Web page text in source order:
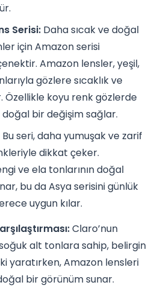
Serisi: Daha sıcak ve doğal
için Amazon serisi
Amazon lensler, yeşil,
gözlere sıcaklık ve
Özellikle koyu renk gözlerde
bir değişim sağlar.
Bu seri, daha yumuşak ve zarif
dikkat çeker.
ve ela tonlarının doğal
bu da Asya serisini günlük
uygun kılar.
Claro’nun
alt tonlara sahip, belirgin
yaratırken, Amazon lensleri
bir görünüm sunar.